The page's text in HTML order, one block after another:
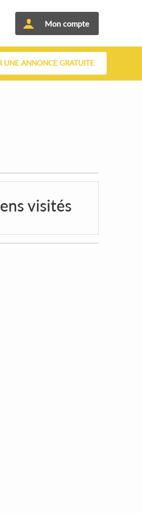
Mon compte
UNE ANNONCE GRATUITE
visités